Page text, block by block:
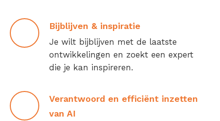
Bijblijven & inspiratie
Je wilt bijblijven met de laatste
ontwikkelingen en zoekt een expert
die je kan inspireren.
Verantwoord en efficiënt inzetten
van AI